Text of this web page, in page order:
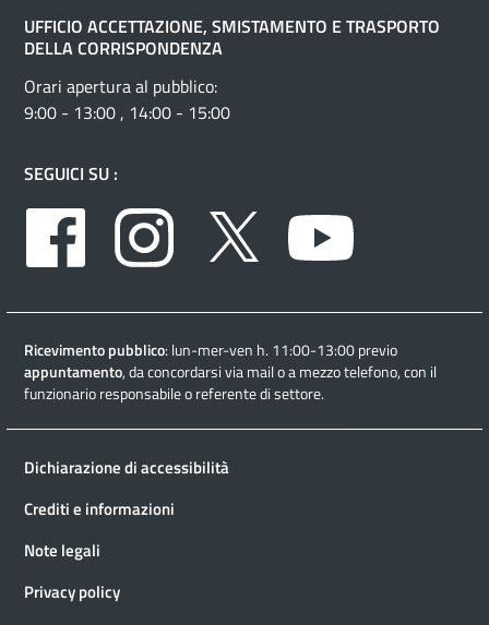
UFFICIO ACCETTAZIONE, SMISTAMENTO E TRASPORTO
DELLA CORRISPONDENZA
Orari apertura al pubblico:
9:00 - 13:00 , 14:00 - 15:00
SEGUICI SU :
Facebook
Instagram Twitter
Ricevimento pubblico: lun-mer-ven h. 11:00-13:00 previo
appuntamento, da concordarsi via mail o a mezzo telefono, con il
funzionario responsabile o referente di settore.
Dichiarazione di accessibilità
Crediti e informazioni
Note legali
Privacy policy